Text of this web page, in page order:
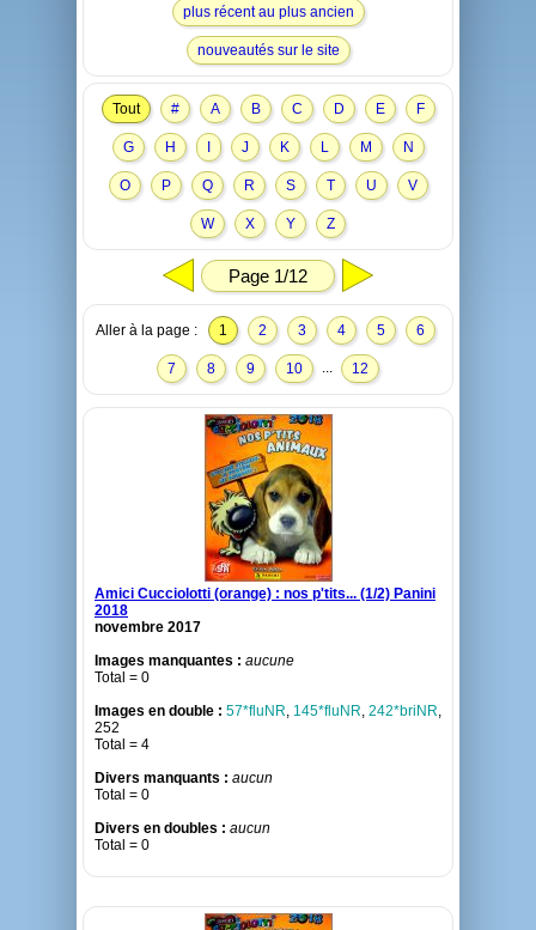
plus récent au plus ancien
nouveautés sur le site
Tout # A B C D E F
G H J K L M N
O P Q R S T U V
W X Y Z
Page 1/12
Aller à la page : 1 2 3 4 5 6
7 8 9 10 ... 12
Amici Cucciolotti (orange) : nos p'tits... (1/2) Panini
2018
novembre 2017
Images manquantes : aucune
Total = 0
Images en double : 57*fluNR, 145*fluNR, 242*briNR,
252
Total = 4
Divers manquants : aucun
Total = 0
Divers en doubles : aucun
Total = 0